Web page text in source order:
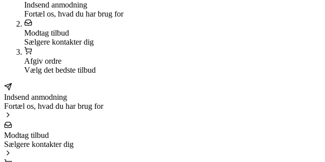
Indsend anmodning
Fortæl os, hvad du har brug for
Modtag tilbud
Sælgere kontakter dig
Afgiv ordre
Vælg det bedste tilbud
Indsend anmodning
Fortæl os, hvad du har brug for
Modtag tilbud
Sælgere kontakter dig